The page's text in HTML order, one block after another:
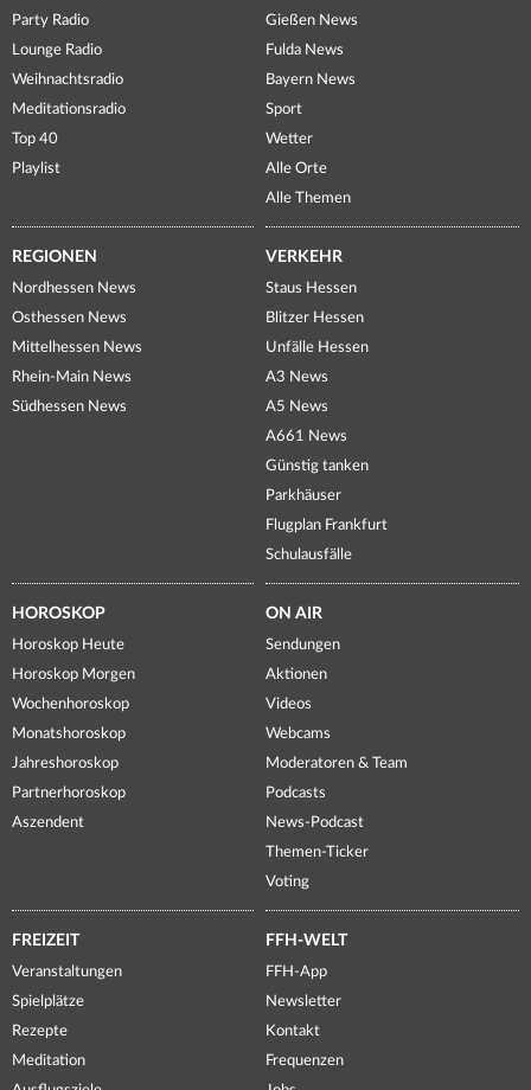
Party Radio
Lounge Radio
Weihnachtsradio
Meditationsradio
Top 40
Playlist
Gießen News
Fulda News
Bayern News
Sport
Wetter
Alle Orte
Alle Themen
REGIONEN
Nordhessen News
Osthessen News
Mittelhessen News
Rhein-Main News
Südhessen News
VERKEHR
Staus Hessen
Blitzer Hessen
Unfälle Hessen
A3 News
A5 News
A661 News
Günstig tanken
Parkhäuser
Flugplan Frankfurt
Schulausfälle
HOROSKOP
Horoskop Heute
Horoskop Morgen
Wochenhoroskop
Monatshoroskop
Jahreshoroskop
Partnerhoroskop
Aszendent
ON AIR
Sendungen
Aktionen
Videos
Webcams
Moderatoren & Team
Podcasts
News-Podcast
Themen-Ticker
Voting
FREIZEIT
Veranstaltungen
Spielplätze
Rezepte
Meditation
FFH-WELT
FFH-App
Newsletter
Kontakt
Frequenzen